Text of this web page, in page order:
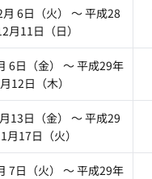
6日（火） ～ 平成28
月11日（日）
6日（金） ～ 平成29年
12日（木）
13日（金） ～ 平成29
月17日（火）
7日（火） ～ 平成29年